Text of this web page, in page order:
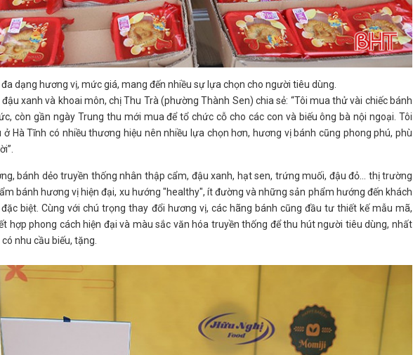
dạng hương vị, mức giá, mang đến nhiều sự lựa chọn cho người tiêu dùng.
xanh và khoai môn, chị Thu Trà (phường Thành Sen) chia sẻ: “Tôi mua thử vài chiếc bánh
còn gần ngày Trung thu mới mua để tổ chức cỗ cho các con và biếu ông bà nội ngoại. Tôi
Hà Tĩnh có nhiều thương hiệu nên nhiều lựa chọn hơn, hương vị bánh cũng phong phú, phù
bánh dẻo truyền thống nhân thập cẩm, đậu xanh, hạt sen, trứng muối, đậu đỏ… thị trường
bánh hương vị hiện đại, xu hướng "healthy", ít đường và những sản phẩm hướng đến khách
biệt. Cùng với chú trọng thay đổi hương vị, các hãng bánh cũng đầu tư thiết kế mẫu mã,
hợp phong cách hiện đại và màu sắc văn hóa truyền thống để thu hút người tiêu dùng, nhất
nhu cầu biếu, tặng.